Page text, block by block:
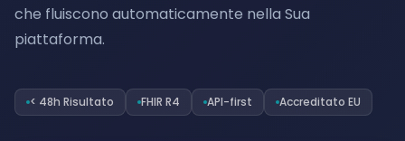
che fluiscono automaticamente nella Sua
piattaforma.
< 48h Risultato FHIR R4 API-first Accreditato EU